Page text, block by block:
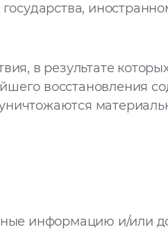
в результате
восстановления
информацию и/или